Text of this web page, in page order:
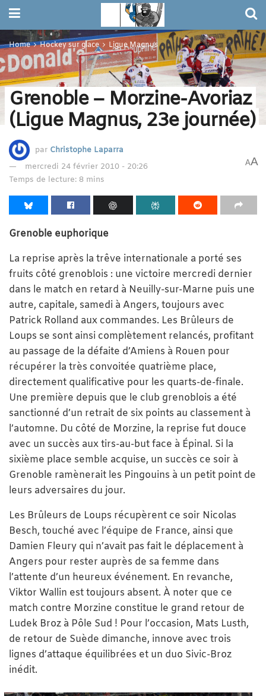
Home Hockey sur glace Ligue Magnus
Grenoble – Morzine-Avoriaz
(Ligue Magnus, 23e journée)
par Christophe Laparra
mercredi 24 février 2010 - 20:26
Temps de lecture: 8 mins
AA
Grenoble euphorique
La reprise après la trêve internationale a porté ses
fruits côté grenoblois : une victoire mercredi dernier
dans le match en retard à Neuilly-sur-Marne puis une
autre, capitale, samedi à Angers, toujours avec
Patrick Rolland aux commandes. Les Brûleurs de
Loups se sont ainsi complètement relancés, profitant
au passage de la défaite d’Amiens à Rouen pour
récupérer la très convoitée quatrième place,
directement qualificative pour les quarts-de-finale.
Une première depuis que le club grenoblois a été
sanctionné d’un retrait de six points au classement à
l’automne. Du côté de Morzine, la reprise fut douce
avec un succès aux tirs-au-but face à Épinal. Si la
sixième place semble acquise, un succès ce soir à
Grenoble ramènerait les Pingouins à un petit point de
leurs adversaires du jour.
Les Brûleurs de Loups récupèrent ce soir Nicolas
Besch, touché avec l’équipe de France, ainsi que
Damien Fleury qui n’avait pas fait le déplacement à
Angers pour rester auprès de sa femme dans
l’attente d’un heureux événement. En revanche,
Viktor Wallin est toujours absent. À noter que ce
match contre Morzine constitue le grand retour de
Ludek Broz à Pôle Sud ! Pour l’occasion, Mats Lusth,
de retour de Suède dimanche, innove avec trois
lignes d’attaque équilibrées et un duo Sivic-Broz
inédit.